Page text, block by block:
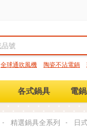
全球通吹風機 陶瓷不沾電鍋
各式鍋具 電
精選鍋具全系列 日
搜 尋